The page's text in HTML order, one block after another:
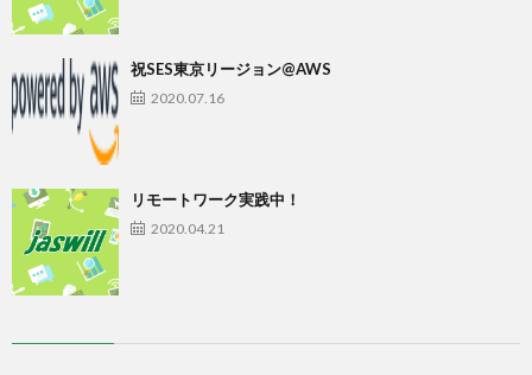
祝SES東京リージョン@AWS
2020.07.16
リモートワーク実践中！
2020.04.21